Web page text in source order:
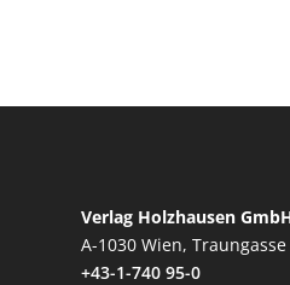
Verlag Holzhausen
A-1030 Wien,
+43-1-740 95-0